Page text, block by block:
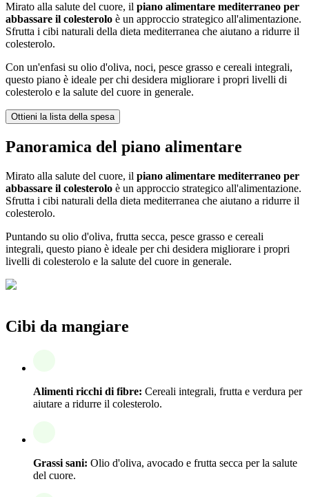
Mirato alla salute del cuore, il piano alimentare mediterraneo per
abbassare il colesterolo è un approccio strategico all'alimentazione.
Sfrutta i cibi naturali della dieta mediterranea che aiutano a ridurre il
colesterolo.
Con un'enfasi su olio d'oliva, noci, pesce grasso e cereali integrali,
questo piano è ideale per chi desidera migliorare i propri livelli di
colesterolo e la salute del cuore in generale.
Ottieni la lista della spesa
Panoramica del piano alimentare
Mirato alla salute del cuore, il piano alimentare mediterraneo per
abbassare il colesterolo è un approccio strategico all'alimentazione.
Sfrutta i cibi naturali della dieta mediterranea che aiutano a ridurre il
colesterolo.
Puntando su olio d'oliva, frutta secca, pesce grasso e cereali
integrali, questo piano è ideale per chi desidera migliorare i propri
livelli di colesterolo e la salute del cuore in generale.
Cibi da mangiare
Alimenti ricchi di fibre: Cereali integrali, frutta e verdura per
aiutare a ridurre il colesterolo.
Grassi sani: Olio d'oliva, avocado e frutta secca per la salute
del cuore.